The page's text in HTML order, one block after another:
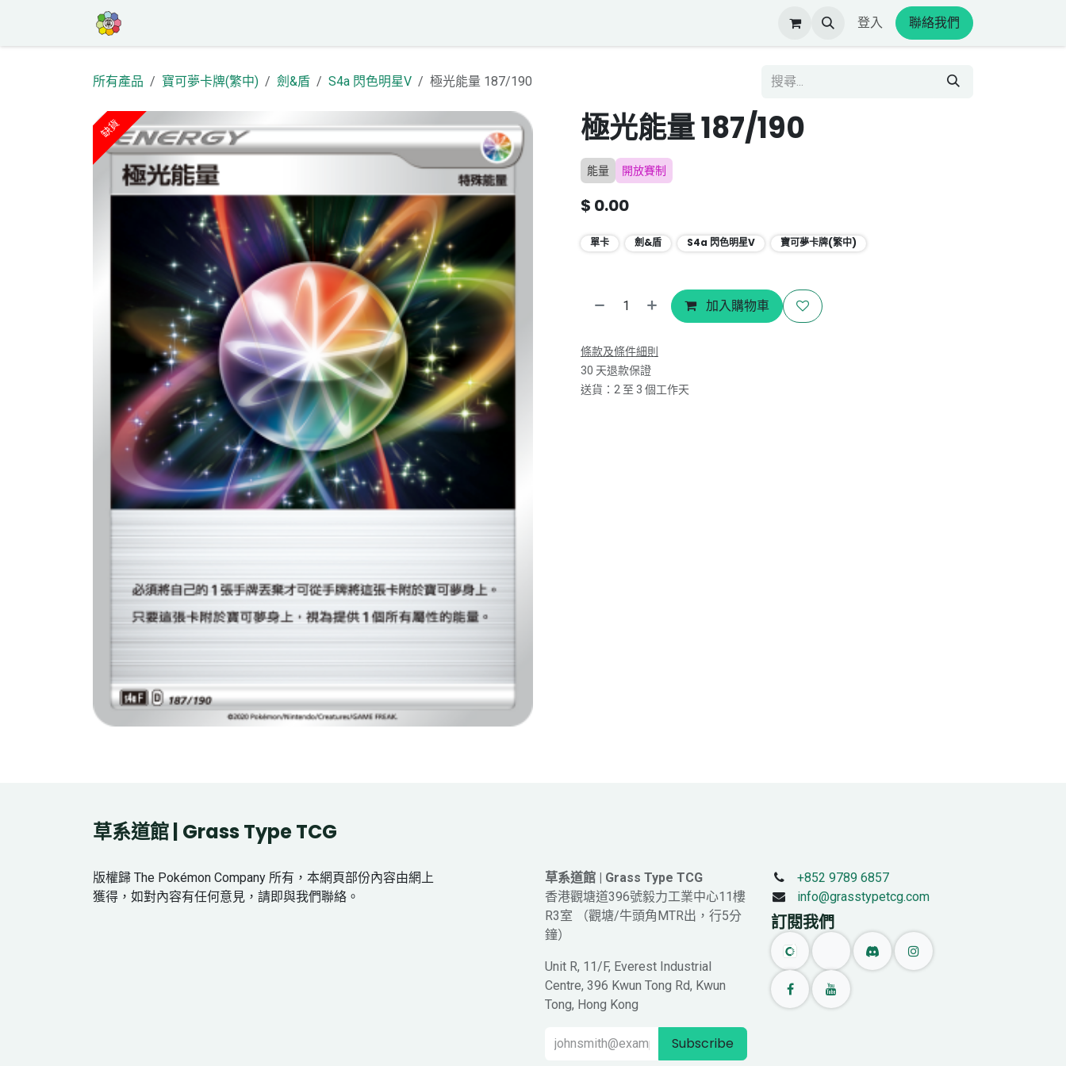
登入 聯絡我們
所有產品 寶可夢卡牌(繁中) 劍&盾 S4a 閃色明星V 極光能量 187/190
缺貨 極光能量 187/190
能量 開放賽制
$ 0.00
單卡 劍&盾 S4a 閃色明星V 寶可夢卡牌(繁中)
加入購物車
條款及條件細則
30 天退款保證
送貨：2 至 3 個工作天
草系道館 | Grass Type TCG
版權歸 The Pokémon Company 所有，本網頁部份內容由網上
獲得，如對內容有任何意見，請即與我們聯絡。
草系道館 | Grass Type TCG
香港觀塘道396號毅力工業中心11樓
R3室 （觀塘/牛頭角MTR出，行5分
鐘）
Unit R, 11/F, Everest Industrial
Centre, 396 Kwun Tong Rd, Kwun
Tong, Hong Kong
Subscribe
+852 9789 6857
info@grasstypetcg.com
訂閱我們